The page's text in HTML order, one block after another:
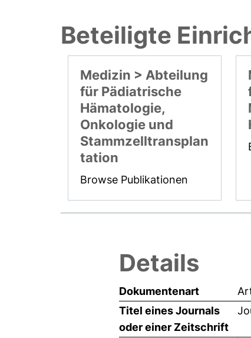
Beteiligte
Medizin > Abteilung
für Pädiatrische
Hämatologie,
Onkologie und
Stammzelltransplan
tation
Browse Publikationen
Details
Dokumentenart
Titel eines Journals
oder einer Zeitschrift